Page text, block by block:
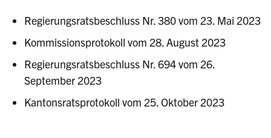
Regierungsratsbeschluss Nr. 380 vom 23. Mai 2023
Kommissionsprotokoll vom 28. August 2023
Regierungsratsbeschluss Nr. 694 vom 26.
September 2023
Kantonsratsprotokoll vom 25. Oktober 2023